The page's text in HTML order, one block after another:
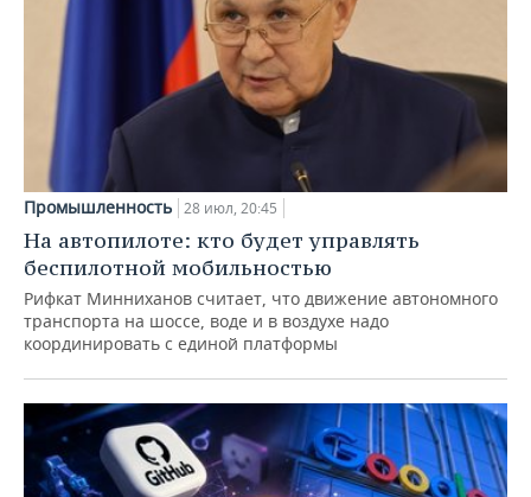
Промышленность 28 июл, 20:45
На автопилоте: кто будет управлять
беспилотной мобильностью
Рифкат Минниханов считает, что движение автономного
транспорта на шоссе, воде и в воздухе надо
координировать с единой платформы